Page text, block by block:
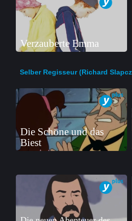
Verzauberte Emma
Selber Regisseur (Richard
Die Schöne und das
Biest